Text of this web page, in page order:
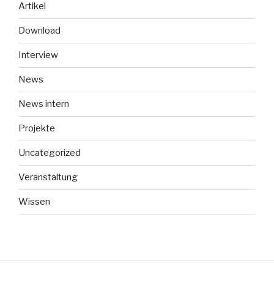
Artikel
Download
Interview
News
News intern
Projekte
Uncategorized
Veranstaltung
Wissen